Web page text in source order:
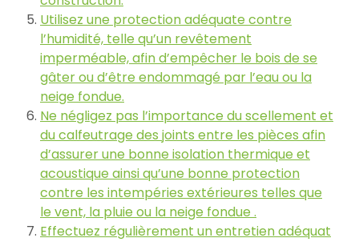
Utilisez une protection adéquate contre
l’humidité, telle qu’un revêtement
imperméable, afin d’empêcher le bois de se
gâter ou d’être endommagé par l’eau ou la
neige fondue.
Ne négligez pas l’importance du scellement et
du calfeutrage des joints entre les pièces afin
d’assurer une bonne isolation thermique et
acoustique ainsi qu’une bonne protection
contre les intempéries extérieures telles que
le vent, la pluie ou la neige fondue .
Effectuez régulièrement un entretien adéquat